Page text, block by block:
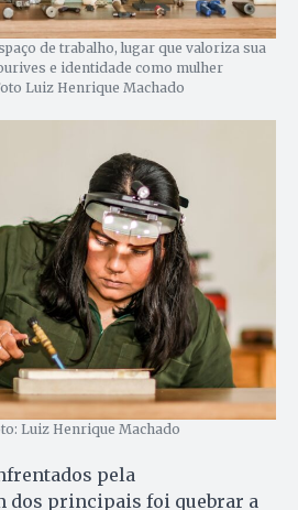
de trabalho, lugar que valoriza sua
e identidade como mulher
Luiz Henrique Machado
Luiz Henrique Machado
pela
dos principais foi quebrar a